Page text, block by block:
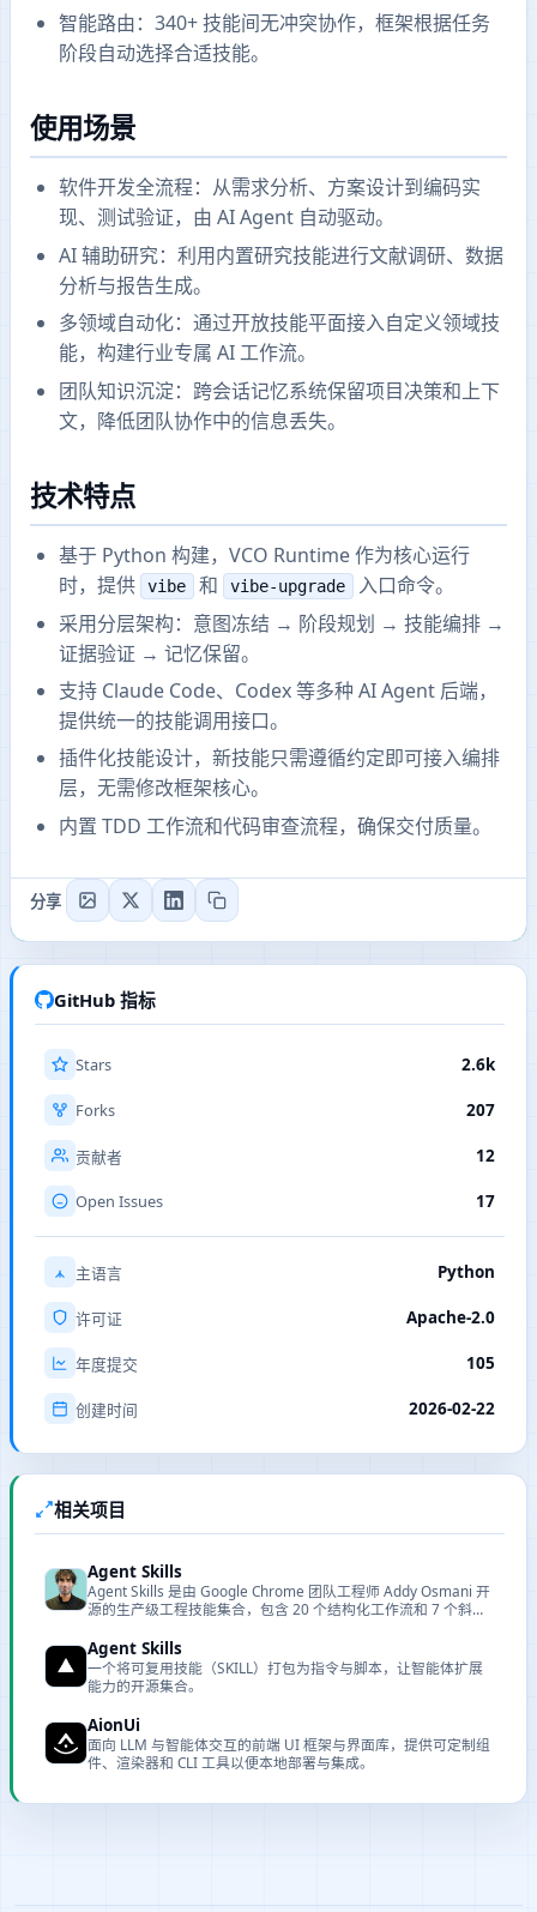
智能路由：340+ 技能间无冲突协作，框架根据任务
阶段自动选择合适技能。
使用场景
软件开发全流程：从需求分析、方案设计到编码实
现、测试验证，由 AI Agent 自动驱动。
AI 辅助研究：利用内置研究技能进行文献调研、数据
分析与报告生成。
多领域自动化：通过开放技能平面接入自定义领域技
能，构建行业专属 AI 工作流。
团队知识沉淀：跨会话记忆系统保留项目决策和上下
文，降低团队协作中的信息丢失。
技术特点
基于 Python 构建，VCO Runtime 作为核心运行
时，提供
vibe 和 vibe-upgrade
入口命令。
采用分层架构：意图冻结 → 阶段规划 → 技能编排 →
证据验证 → 记忆保留。
支持 Claude Code、Codex 等多种 AI Agent 后端，
提供统一的技能调用接口。
插件化技能设计，新技能只需遵循约定即可接入编排
层，无需修改框架核心。
内置 TDD 工作流和代码审查流程，确保交付质量。
分享
GitHub 指标
Stars 2.6k
Forks 207
贡献者 12
Open Issues 17
主语言 Python
许可证 Apache-2.0
年度提交 105
创建时间 2026-02-22
相关项目
Agent Skills
Agent Skills 是由 Google Chrome 团队工程师 Addy Osmani 开
源的生产级工程技能集合，包含 20 个结构化工作流和 7 个斜杠
Agent Skills
一个将可复用技能（SKILL）打包为指令与脚本，让智能体扩展
能力的开源集合。
AionUi
面向 LLM 与智能体交互的前端 UI 框架与界面库，提供可定制组
件、渲染器和 CLI 工具以便本地部署与集成。